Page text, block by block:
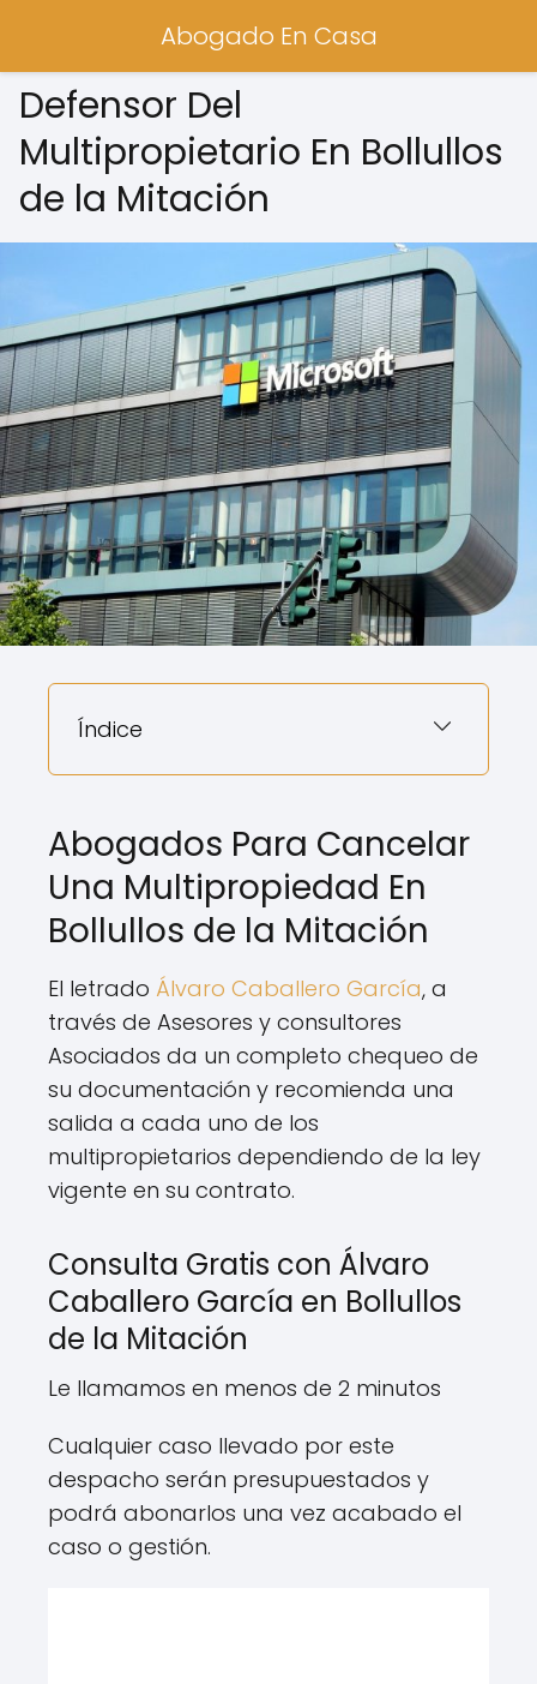
Abogado En Casa
Defensor Del
Multipropietario En Bollullos
de la Mitación
Índice
Abogados Para Cancelar
Una Multipropiedad En
Bollullos de la Mitación
El letrado Álvaro Caballero García, a
través de Asesores y consultores
Asociados da un completo chequeo de
su documentación y recomienda una
salida a cada uno de los
multipropietarios dependiendo de la ley
vigente en su contrato.
Consulta Gratis con Álvaro
Caballero García en Bollullos
de la Mitación
Le llamamos en menos de 2 minutos
Cualquier caso llevado por este
despacho serán presupuestados y
podrá abonarlos una vez acabado el
caso o gestión.